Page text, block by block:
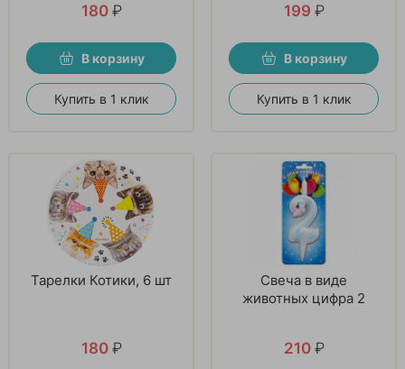
180 ₽
В корзину
Купить в 1 клик
199 ₽
В корзину
Купить в 1 клик
Тарелки Котики, 6 шт
180 ₽
Свеча в виде
животных цифра 2
210 ₽